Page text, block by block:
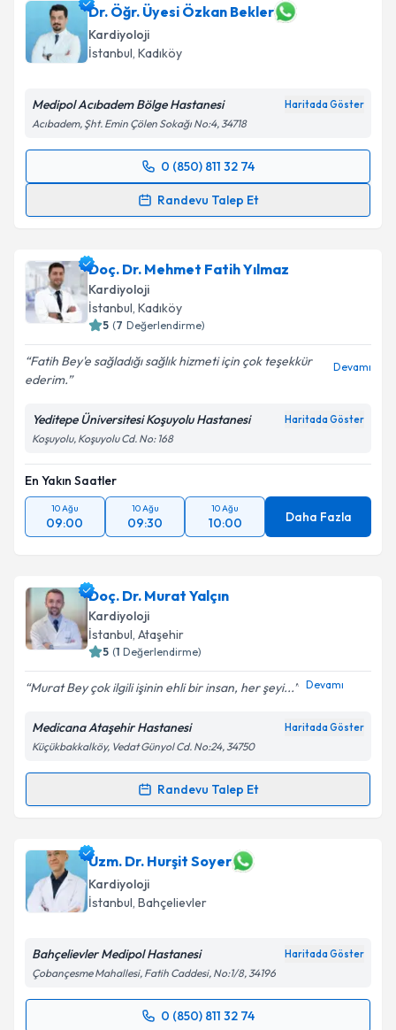
için bir takvim hazırlandığında e-posta ile
bilgilendireceğiz.
E-posta Adresiniz
Kişisel verilerimin işlenmesine ilişkinAydınlatma
'ni okudum ve kişisel verilerimin belirtilen
kapsamda işlenmesini kabul ediyorum.
Dr. Öğr. Üyesi Özkan Bekler
Kardiyoloji
İstanbul, Kadıköy
Medipol Acıbadem Bölge Hastanesi Haritada Göster
Acıbadem, Şht. Emin Çölen Sokağı No:4, 34718
0 (850) 811 32 74
Randevu Talep Et
Randevu Takvimi Talebi
için bir takvim hazırlandığında e-posta ile
bilgilendireceğiz.
E-posta Adresiniz
Kişisel verilerimin işlenmesine ilişkin
Metni'ni okudum ve kişisel verilerimin belirtilen
kapsamda işlenmesini kabul ediyorum.
Takvim Talebini Gönder
Doç. Dr. Mehmet Fatih Yılmaz
Kardiyoloji
İstanbul, Kadıköy
5 (7 Değerlendirme)
Fatih Bey'e sağladığı sağlık hizmeti için çok teşekkür
ederim.
Devamı
Yeditepe Üniversitesi Koşuyolu Hastanesi Haritada Göster
Koşuyolu, Koşuyolu Cd. No: 168
En Yakın Saatler
10 Ağu
09:00
10 Ağu
09:30
10 Ağu
10:00 Daha Fazla
Doç. Dr. Murat Yalçın
Kardiyoloji
İstanbul, Ataşehir
5 (1 Değerlendirme)
Murat Bey çok ilgili işinin ehli bir insan, her şeyi... Devamı
Medicana Ataşehir Hastanesi Haritada Göster
Küçükbakkalköy, Vedat Günyol Cd. No:24, 34750
Randevu Talep Et
Randevu Takvimi Talebi
Doç. Dr. Murat Yalçın için randevu takvimi talebi
oluşturun. Size bu uzmandan randevu almanız için bir
takvim hazırlandığında e-posta ile bilgilendireceğiz.
Kişisel verilerimin işlenmesine ilişkin
Uzm. Dr. Hurşit Soyer
Kardiyoloji
İstanbul, Bahçelievler
Bahçelievler Medipol Hastanesi Haritada Göster
Çobançesme Mahallesi, Fatih Caddesi, No:1/8, 34196
0 (850) 811 32 74
Randevu Takvimi Talebi